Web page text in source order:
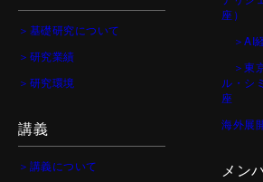
＞基礎研究について
＞研究業績
＞研究環境
講義
＞講義について
座）
＞AI
＞東
ル・シ
座
海外展
メン